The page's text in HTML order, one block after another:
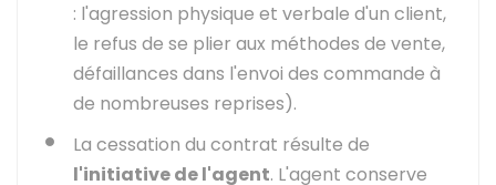
: l'agression physique et verbale d'un client,
le refus de se plier aux méthodes de vente,
défaillances dans l'envoi des commande à
de nombreuses reprises).
La cessation du contrat résulte de
l'initiative de l'agent. L'agent conserve